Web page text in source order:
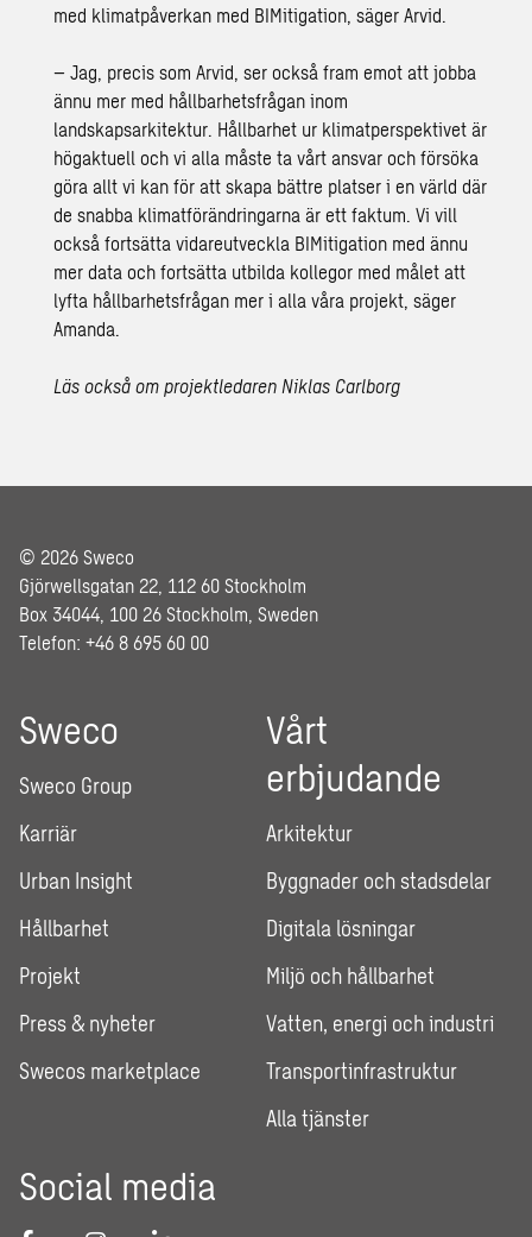
med klimatpåverkan med BIMitigation, säger Arvid.
– Jag, precis som Arvid, ser också fram emot att jobba
ännu mer med hållbarhetsfrågan inom
landskapsarkitektur. Hållbarhet ur klimatperspektivet är
högaktuell och vi alla måste ta vårt ansvar och försöka
göra allt vi kan för att skapa bättre platser i en värld där
de snabba klimatförändringarna är ett faktum. Vi vill
också fortsätta vidareutveckla BIMitigation med ännu
mer data och fortsätta utbilda kollegor med målet att
lyfta hållbarhetsfrågan mer i alla våra projekt, säger
Amanda.
Läs också om projektledaren Niklas Carlborg
© 2026 Sweco
Gjörwellsgatan 22, 112 60 Stockholm
Box 34044, 100 26 Stockholm, Sweden
Telefon: +46 8 695 60 00
Sweco
Sweco Group
Karriär
Urban Insight
Hållbarhet
Projekt
Press & nyheter
Swecos marketplace
Vårt
erbjudande
Arkitektur
Byggnader och stadsdelar
Digitala lösningar
Miljö och hållbarhet
Vatten, energi och industri
Transportinfrastruktur
Alla tjänster
Social media